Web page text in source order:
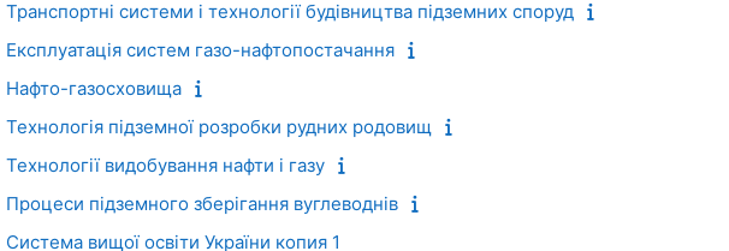
Транспортні системи і технології будівництва підземних споруд
Експлуатація систем газо-нафтопостачання
Нафто-газосховища
Технологія підземної розробки рудних родовищ
Технології видобування нафти і газу
Процеси підземного зберігання вуглеводнів
Система вищої освіти України копия 1